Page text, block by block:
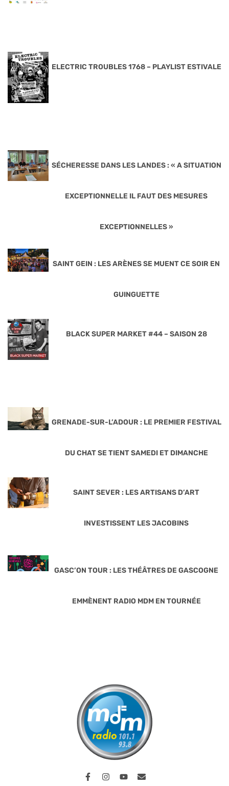
ELECTRIC TROUBLES 1768 – PLAYLIST ESTIVALE
SÉCHERESSE DANS LES LANDES : « A SITUATION
EXCEPTIONNELLE IL FAUT DES MESURES
EXCEPTIONNELLES »
SAINT GEIN : LES ARÈNES SE MUENT CE SOIR EN
GUINGUETTE
BLACK SUPER MARKET #44 – SAISON 28
GRENADE-SUR-L’ADOUR : LE PREMIER FESTIVAL
DU CHAT SE TIENT SAMEDI ET DIMANCHE
SAINT SEVER : LES ARTISANS D’ART
INVESTISSENT LES JACOBINS
GASC’ON TOUR : LES THÉÂTRES DE GASCOGNE
EMMÈNENT RADIO MDM EN TOURNÉE